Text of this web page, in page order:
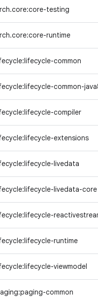
testing
runtime
common
common-
compiler
extensions
livedata
livedata-core
runtime
viewmodel
common